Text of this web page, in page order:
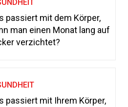
passiert mit dem Körper,
man einen Monat lang auf
verzichtet?
passiert mit Ihrem Körper,